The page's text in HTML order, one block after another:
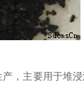
，主要用于堆浸